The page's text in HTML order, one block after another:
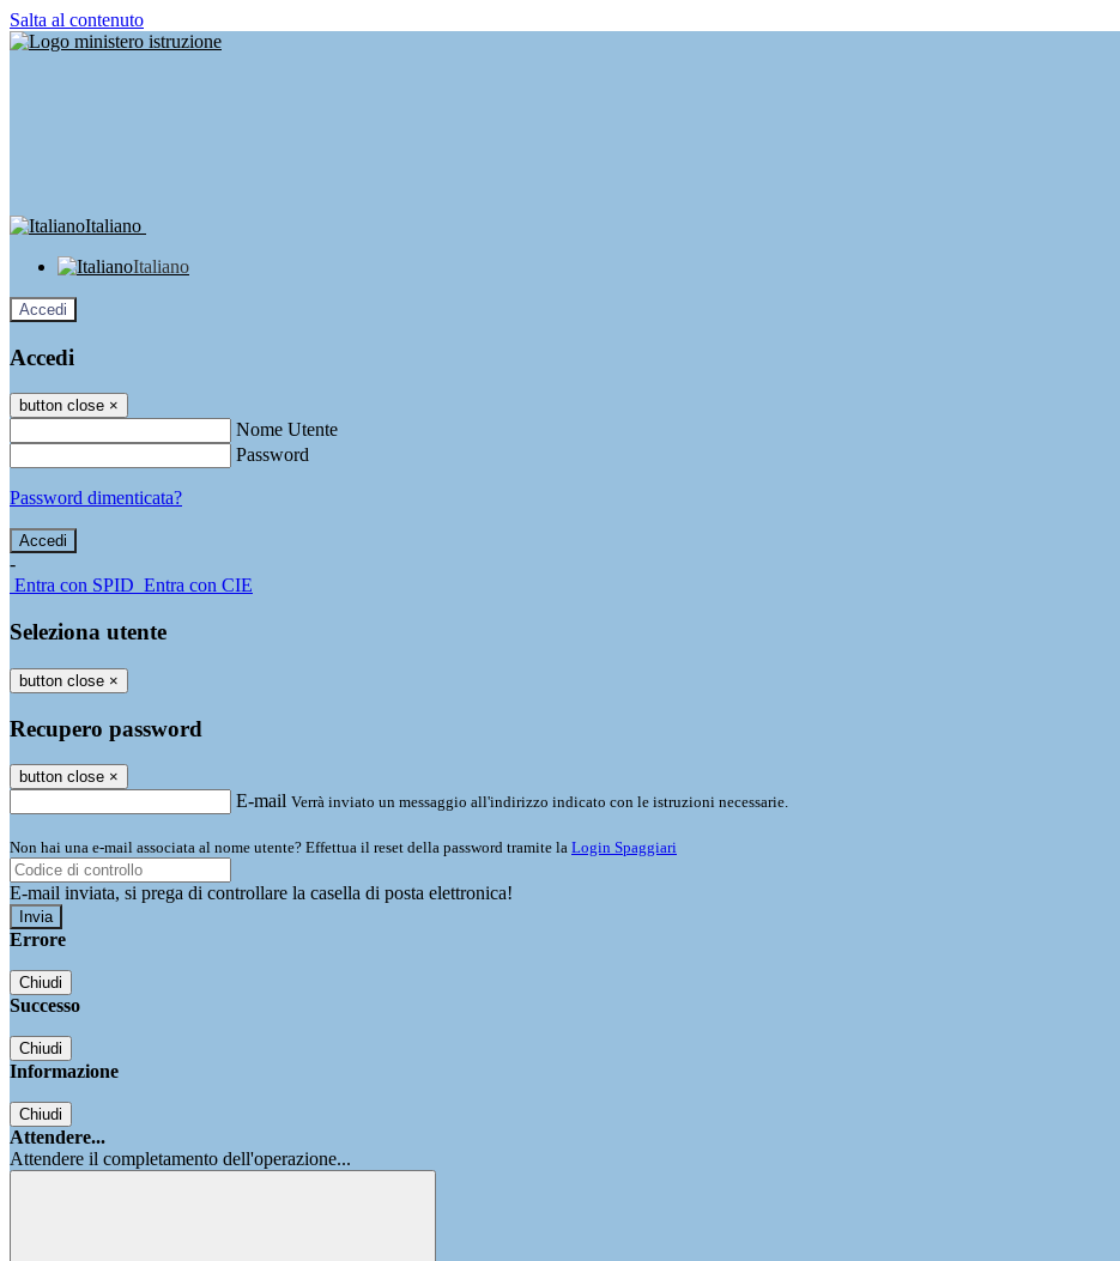
Salta al contenuto
Italiano
Italiano
Accedi
Accedi
button close ×
Nome Utente
Password
Password dimenticata?
-
Entra con SPID Entra con CIE
Seleziona utente
button close ×
Recupero password
button close ×
E-mail Verrà inviato un messaggio all'indirizzo indicato con le istruzioni necessarie.
Non hai una e-mail associata al nome utente? Effettua il reset della password tramite la Login Spaggiari
E-mail inviata, si prega di controllare la casella di posta elettronica!
Errore
Chiudi
Successo
Chiudi
Informazione
Chiudi
Attendere...
Attendere il completamento dell'operazione...